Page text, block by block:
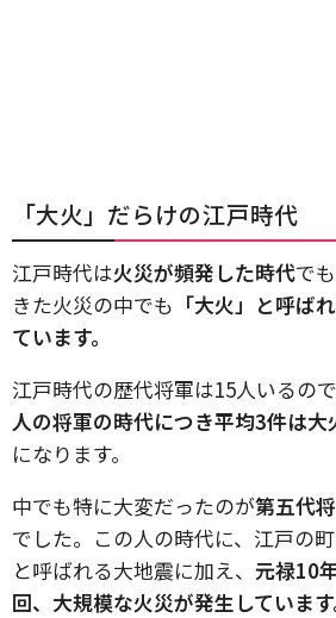
「大火」だらけの江戸時代
江戸時代は火災が頻発した時代で
きた火災の中でも 「大火」と呼ば
ています。
江戸時代の歴代将軍は15人いるの
人の将軍の時代につき平均3件は大
になります。
中でも特に大変だったのが第五代
でした。この人の時代に、江戸の
と呼ばれる大地震に加え、 元禄10
回、大規模な火災が発生しています